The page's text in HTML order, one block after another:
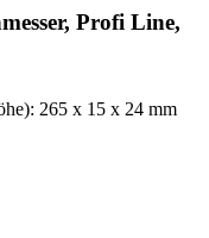
Profi Line,
265 x 15 x 24 mm